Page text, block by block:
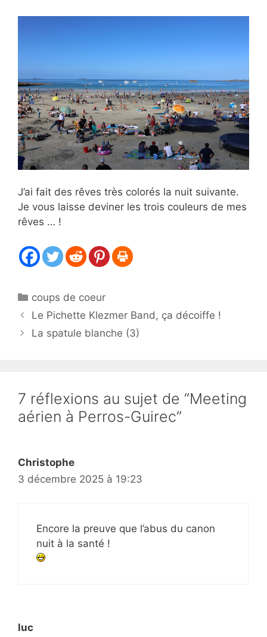
J’ai fait des rêves très colorés la nuit suivante.
Je vous laisse deviner les trois couleurs de mes
rêves … !
Catégories
coups de coeur
Le Pichette Klezmer Band, ça décoiffe !
La spatule blanche (3)
7 réflexions au sujet de “Meeting
aérien à Perros-Guirec”
Christophe
3 décembre 2025 à 19:23
Encore la preuve que l’abus du canon
nuit à la santé !
luc